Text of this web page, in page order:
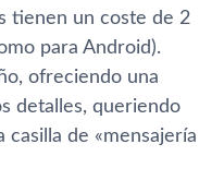
tienen un coste de 2
para Android).
ofreciendo una
detalles, queriendo
de «mensajerí­a